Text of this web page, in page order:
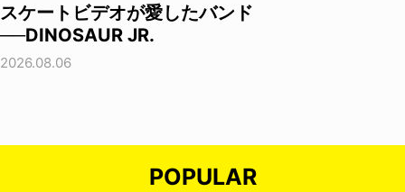
スケートビデオが愛したバンド
──DINOSAUR JR.
2026.08.06
POPULAR